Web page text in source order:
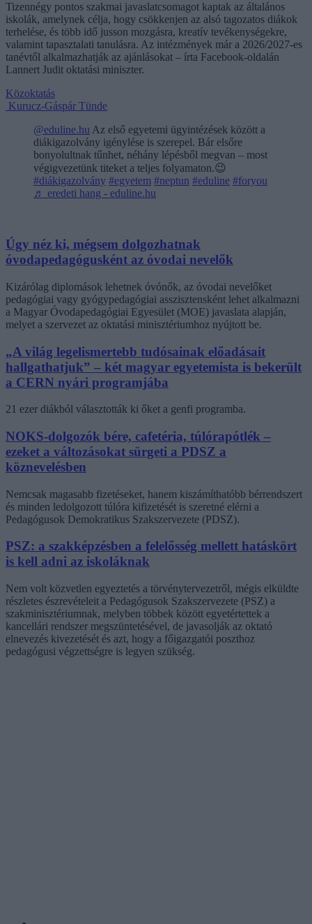
Tizennégy pontos szakmai javaslatcsomagot kaptak az általános
iskolák, amelynek célja, hogy csökkenjen az alsó tagozatos diákok
terhelése, és több idő jusson mozgásra, kreatív tevékenységekre,
valamint tapasztalati tanulásra. Az intézmények már a 2026/2027-es
tanévtől alkalmazhatják az ajánlásokat – írta Facebook-oldalán
Lannert Judit oktatási miniszter.
Közoktatás
Kurucz-Gáspár Tünde
@eduline.hu Az első egyetemi ügyintézések között a
diákigazolvány igénylése is szerepel. Bár elsőre
bonyolultnak tűnhet, néhány lépésből megvan – most
végigvezetünk titeket a teljes folyamaton.😉
#diákigazolvány #egyetem #neptun #eduline #foryou
♬ eredeti hang - eduline.hu
Úgy néz ki, mégsem dolgozhatnak
óvodapedagógusként az óvodai nevelők
Kizárólag diplomások lehetnek óvónők, az óvodai nevelőket
pedagógiai vagy gyógypedagógiai asszisztensként lehet alkalmazni
a Magyar Óvodapedagógiai Egyesület (MOE) javaslata alapján,
melyet a szervezet az oktatási minisztériumhoz nyújtott be.
„A világ legelismertebb tudósainak előadásait
hallgathatjuk” – két magyar egyetemista is bekerült
a CERN nyári programjába
21 ezer diákból választották ki őket a genfi programba.
NOKS-dolgozók bére, cafetéria, túlórapótlék –
ezeket a változásokat sürgeti a PDSZ a
köznevelésben
Nemcsak magasabb fizetéseket, hanem kiszámíthatóbb bérrendszert
és minden ledolgozott túlóra kifizetését is szeretné elérni a
Pedagógusok Demokratikus Szakszervezete (PDSZ).
PSZ: a szakképzésben a felelősség mellett hatáskört
is kell adni az iskoláknak
Nem volt közvetlen egyeztetés a törvénytervezetről, mégis elküldte
részletes észrevételeit a Pedagógusok Szakszervezete (PSZ) a
szakminisztériumnak, melyben többek között egyetértettek a
kancellári rendszer megszüntetésével, de javasolják az oktató
elnevezés kivezetését és azt, hogy a főigazgatói poszthoz
pedagógusi végzettségre is legyen szükség.